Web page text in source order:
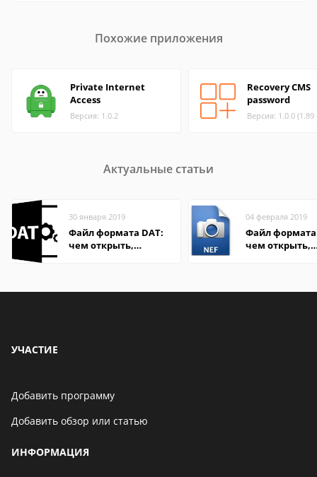
Похожие приложения
Private Internet
Access
Версия: 1.0.2
Recovery CMS
password
Версия: 1.0.0
Актуальные статьи
30 января 2019
Файл формата DAT:
чем открыть,
04 февраля 2019
Файл формата
чем открыть,
УЧАСТИЕ
Добавить программу
Добавить обзор или статью
ИНФОРМАЦИЯ